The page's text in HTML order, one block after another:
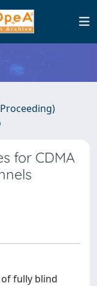
for CDMA
fully blind